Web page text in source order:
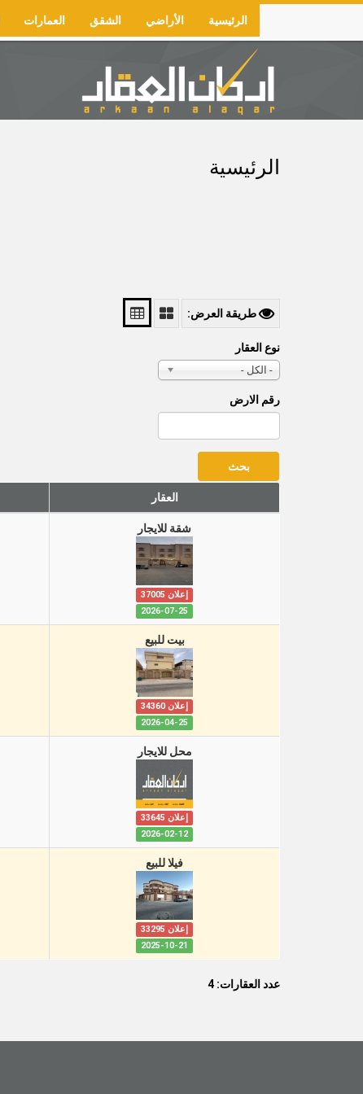
Skip
main
Main
navigation
العمارات الشقق الأراضي الرئيسية
الرئيسية
طريقة العرض:
نوع العقار
- الكل -
رقم الارض
العقار
شقة للايجار
إعلان 37005
2026-07-25
بيت للبيع
إعلان 34360
2026-04-25
محل للايجار
إعلان 33645
2026-02-12
فيلا للبيع
إعلان 33295
2025-10-21
عدد العقارات: 4